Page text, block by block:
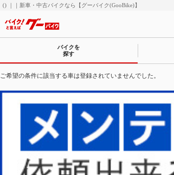
() ｜｜新車・中古バイクなら【グーバイク(GooBike)】
バイクを
探す
ご希望の条件に該当する車は登録されていませんでした。